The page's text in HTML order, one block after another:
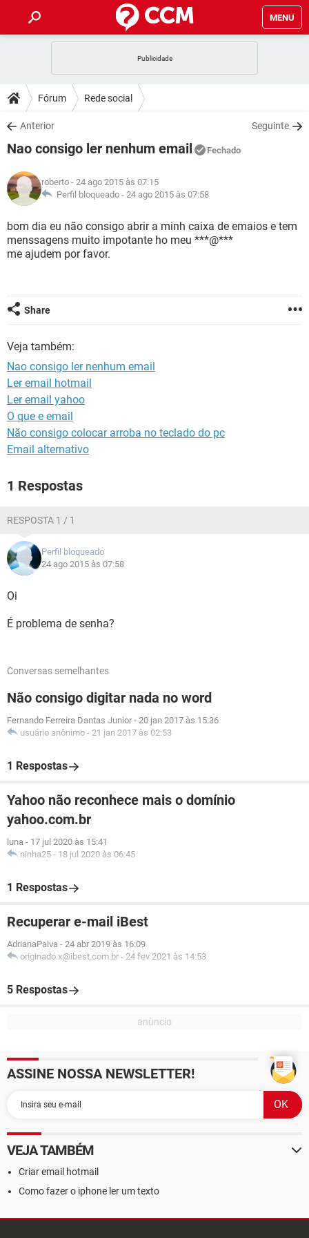
MENU
CELULAR
OUTLOOK
INSTAGRAM GMAIL
GUIA DE COMPRAS
DICAS
JOGOS
INSTAGRAM
GUIA DE COMPRAS
DOWNLOADS
JOGOS WHATSAPP
CELULAR
OUTLOOK EXCEL
INSTAGRAM GMAIL
GUIA DE COMPRAS
JOGOS
CELULAR
OUTLOOK EXCEL
INSTAGRAM
GLOSSÁRIO
JOGOS WHATSAPP
CELULAR FACEBOOK
GUIA DE COMPRAS
Fórum Rede social
Anterior Seguinte
Nao consigo ler nenhum email Fechado
roberto - 24 ago 2015 às 07:15
Perfil bloqueado - 24 ago 2015 às 07:58
bom dia eu não consigo abrir a minh caixa de emaios e tem
menssagens muito impotante ho meu ***@***
me ajudem por favor.
Share
Veja também:
Nao consigo ler nenhum email
Ler email hotmail
Ler email yahoo
O que e email
Não consigo colocar arroba no teclado do pc
Email alternativo
1 Respostas
RESPOSTA 1 / 1
Perfil bloqueado
24 ago 2015 às 07:58
Oi
É problema de senha?
Conversas semelhantes
Não consigo digitar nada no word
Fernando Ferreira Dantas Junior - 20 jan 2017 às 15:36
usuário anônimo - 21 jan 2017 às 02:53
1 Respostas
Yahoo não reconhece mais o domínio
yahoo.com.br
luna - 17 jul 2020 às 15:41
ninha25 - 18 jul 2020 às 06:45
1 Respostas
Recuperar e-mail iBest
AdrianaPaiva - 24 abr 2019 às 16:09
originado.x@ibest.com.br - 24 fev 2021 às 14:53
5 Respostas
ASSINE NOSSA NEWSLETTER!
VEJA TAMBÉM
Criar email hotmail
Como fazer o iphone ler um texto